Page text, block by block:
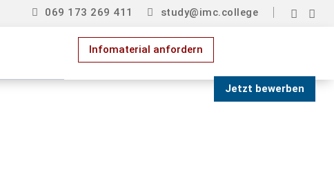


study@imc.college
069 173 269 411
Infomaterial anfordern
Jetzt bewerben